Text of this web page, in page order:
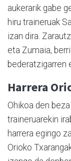
aukerarik gabe
hiru traineruak
izan dira.
eta Zumaia,
bederatzigarren
Harrera
Ohikoa den
traineruarekin
harrera egingo
Orioko